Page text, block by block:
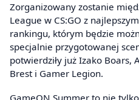
Zorganizowany zostanie
League w CS:GO z
rankingu, którym będzie
specjalnie przygotowanej
potwierdziły już Izako Boars,
Brest i Gamer Legion.
GameON Summer to nie